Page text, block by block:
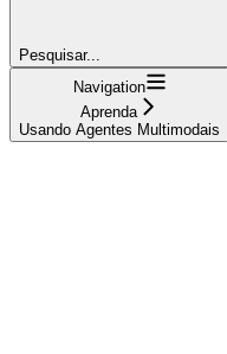
Pesquisar...
Navigation
Aprenda
Usando Agentes Multimodais